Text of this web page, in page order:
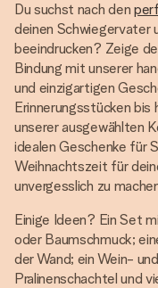
Du suchst nach den
deinen Schwiegervater
beeindrucken? Zeige
Bindung mit unserer
und einzigartigen
Erinnerungsstücken bis
unserer ausgewählten
idealen Geschenke für
Weihnachtszeit für
unvergesslich zu
Einige Ideen? Ein Set
oder Baumschmuck;
der Wand; ein Wein-
Pralinenschachtel und